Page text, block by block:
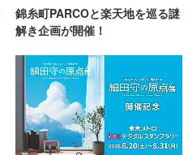
錦糸町PARCOと楽天地を巡る謎
解き企画が開催！